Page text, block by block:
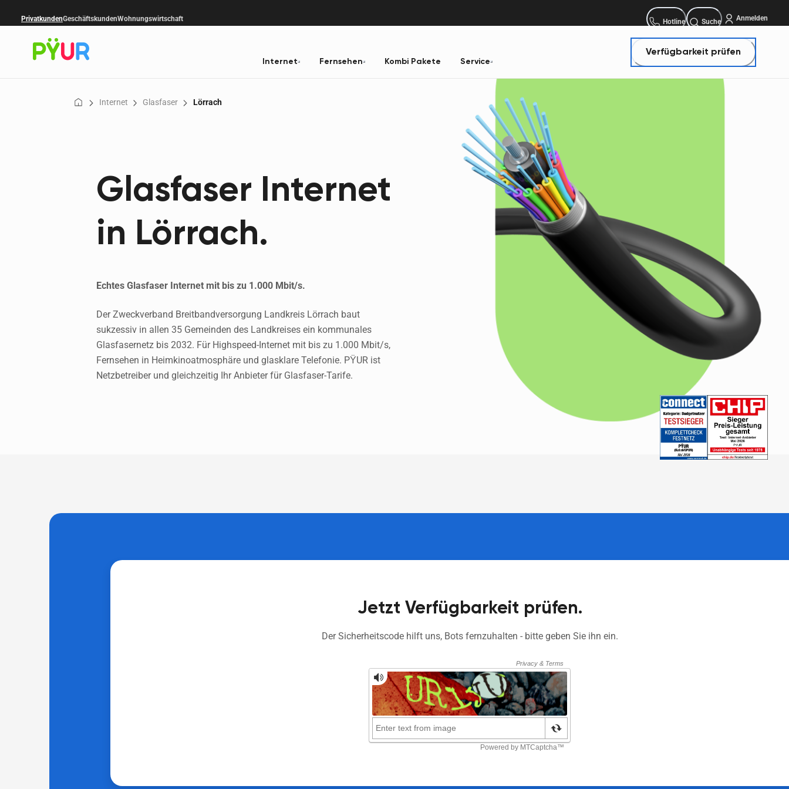
PrivatkundenGeschäftskundenWohnungswirtschaft Bestellhotline:
Hotline Suche Anmelden
Internet Fernsehen Kombi Pakete Service
Verfügbarkeit prüfen
Internet Glasfaser Lörrach
Glasfaser Internet
in Lörrach.
Echtes Glasfaser Internet mit bis zu 1.000 Mbit/s.
Der Zweckverband Breitbandversorgung Landkreis Lörrach baut
sukzessiv in allen 35 Gemeinden des Landkreises ein kommunales
Glasfasernetz bis 2032. Für Highspeed-Internet mit bis zu 1.000 Mbit/s,
Fernsehen in Heimkinoatmosphäre und glasklare Telefonie. PŸUR ist
Netzbetreiber und gleichzeitig Ihr Anbieter für Glasfaser-Tarife.
Jetzt Verfügbarkeit prüfen.
Der Sicherheitscode hilft uns, Bots fernzuhalten - bitte geben Sie ihn ein.